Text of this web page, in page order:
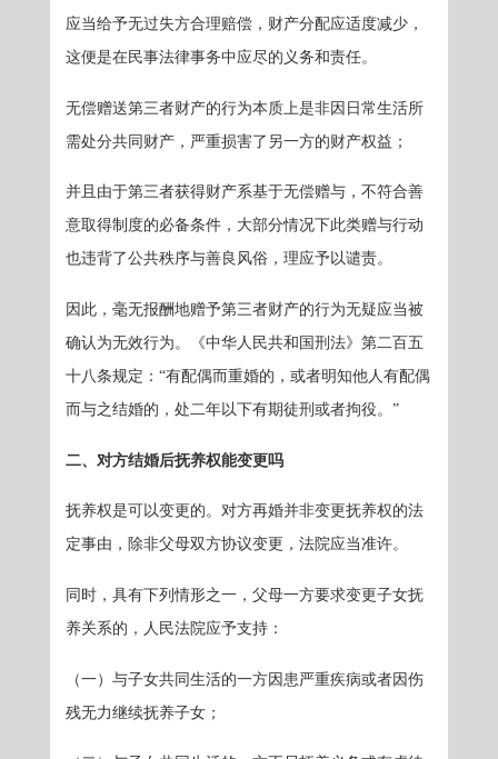
应当给予无过失方合理赔偿，财产分配应适度减少，
这便是在民事法律事务中应尽的义务和责任。
无偿赠送第三者财产的行为本质上是非因日常生活所
需处分共同财产，严重损害了另一方的财产权益；
并且由于第三者获得财产系基于无偿赠与，不符合善
意取得制度的必备条件，大部分情况下此类赠与行动
也违背了公共秩序与善良风俗，理应予以谴责。
因此，毫无报酬地赠予第三者财产的行为无疑应当被
确认为无效行为。《中华人民共和国刑法》第二百五
十八条规定：“有配偶而重婚的，或者明知他人有配偶
而与之结婚的，处二年以下有期徒刑或者拘役。”
二、对方结婚后抚养权能变更吗
抚养权是可以变更的。对方再婚并非变更抚养权的法
定事由，除非父母双方协议变更，法院应当准许。
同时，具有下列情形之一，父母一方要求变更子女抚
养关系的，人民法院应予支持：
（一）与子女共同生活的一方因患严重疾病或者因伤
残无力继续抚养子女；